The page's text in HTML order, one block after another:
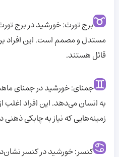
برج تورث: خورشید در برج
مستدل و مصمم است. این افراد
قائل هستند.
جمنای: خورشید در جمنای
به انسان می‌دهد. این افراد اغلب
زمینه‌هایی که نیاز به چابکی
کنسر: خورشید در کنسر